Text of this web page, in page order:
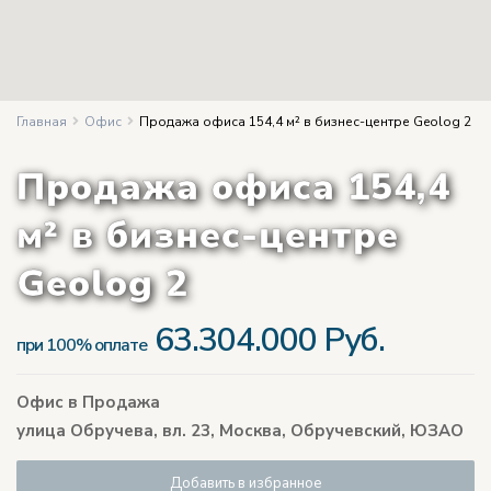
Главная Офис Продажа офиса 154,4 м² в бизнес-центре Geolog 2
Продажа офиса 154,4
м² в бизнес-центре
Geolog 2
при 100% оплате63.304.000 Руб.
Офис в Продажа
улица Обручева, вл. 23, Москва, Обручевский, ЮЗАО
Добавить в избранное